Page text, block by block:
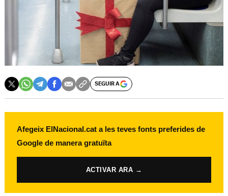
SEGUIR A
Afegeix ElNacional.cat a les teves fonts preferides de
Google de manera gratuïta
ACTIVAR ARA →